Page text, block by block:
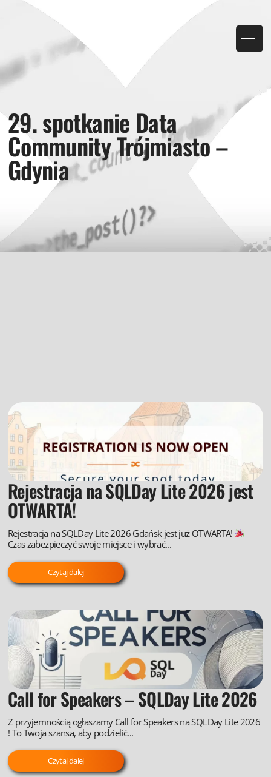
29. spotkanie Data
Community Trójmiasto –
Gdynia
Rejestracja na SQLDay Lite 2026 jest
OTWARTA!
Rejestracja na SQLDay Lite 2026 Gdańsk jest już OTWARTA!
Czas zabezpieczyć swoje miejsce i wybrać...
Czytaj dalej
Call for Speakers – SQLDay Lite 2026
Z przyjemnością ogłaszamy Call for Speakers na SQLDay Lite 2026
! To Twoja szansa, aby podzielić...
Czytaj dalej